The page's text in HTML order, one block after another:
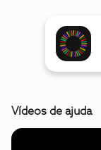
Vídeos de ajuda